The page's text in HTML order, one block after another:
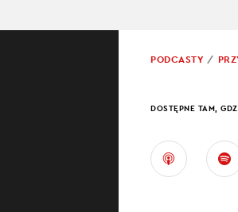
PODCASTY
DOSTĘPNE TAM,